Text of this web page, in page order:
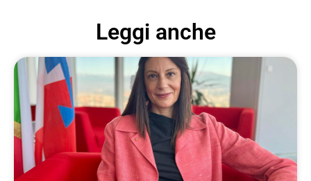
Leggi anche